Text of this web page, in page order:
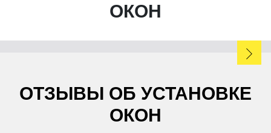
ОКОН
ОТЗЫВЫ ОБ УСТАНОВКЕ
ОКОН